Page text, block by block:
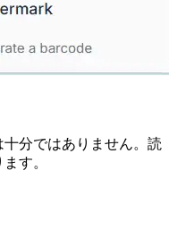
分ではありません。読
す。